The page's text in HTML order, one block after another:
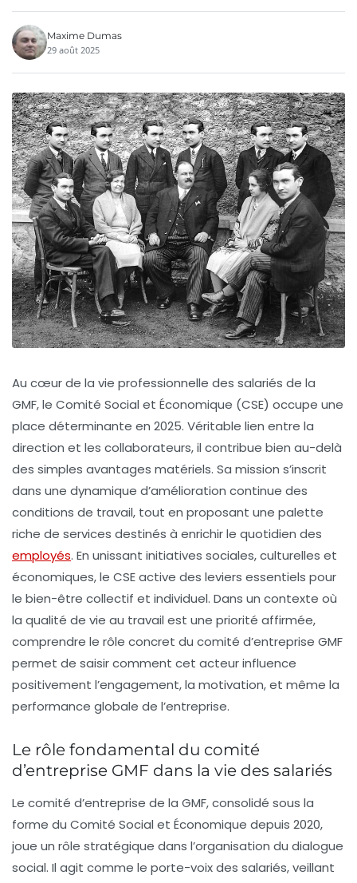
Maxime Dumas
29 août 2025
Au cœur de la vie professionnelle des salariés de la
GMF, le Comité Social et Économique (CSE) occupe une
place déterminante en 2025. Véritable lien entre la
direction et les collaborateurs, il contribue bien au-delà
des simples avantages matériels. Sa mission s’inscrit
dans une dynamique d’amélioration continue des
conditions de travail, tout en proposant une palette
riche de services destinés à enrichir le quotidien des
employés. En unissant initiatives sociales, culturelles et
économiques, le CSE active des leviers essentiels pour
le bien-être collectif et individuel. Dans un contexte où
la qualité de vie au travail est une priorité affirmée,
comprendre le rôle concret du comité d’entreprise GMF
permet de saisir comment cet acteur influence
positivement l’engagement, la motivation, et même la
performance globale de l’entreprise.
Le rôle fondamental du comité
d’entreprise GMF dans la vie des salariés
Le comité d’entreprise de la GMF, consolidé sous la
forme du Comité Social et Économique depuis 2020,
joue un rôle stratégique dans l’organisation du dialogue
social. Il agit comme le porte-voix des salariés, veillant